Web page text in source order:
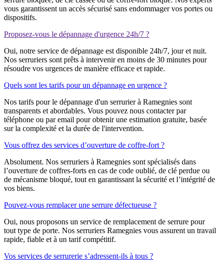
vous garantissent un accès sécurisé sans endommager vos portes ou
dispositifs.
Proposez-vous le dépannage d'urgence 24h/7 ?
Oui, notre service de dépannage est disponible 24h/7, jour et nuit.
Nos serruriers sont prêts à intervenir en moins de 30 minutes pour
résoudre vos urgences de manière efficace et rapide.
Quels sont les tarifs pour un dépannage en urgence ?
Nos tarifs pour le dépannage d'un serrurier à Ramegnies sont
transparents et abordables. Vous pouvez nous contacter par
téléphone ou par email pour obtenir une estimation gratuite, basée
sur la complexité et la durée de l'intervention.
Vous offrez des services d’ouverture de coffre-fort ?
Absolument. Nos serruriers à Ramegnies sont spécialisés dans
l’ouverture de coffres-forts en cas de code oublié, de clé perdue ou
de mécanisme bloqué, tout en garantissant la sécurité et l’intégrité de
vos biens.
Pouvez-vous remplacer une serrure défectueuse ?
Oui, nous proposons un service de remplacement de serrure pour
tout type de porte. Nos serruriers Ramegnies vous assurent un travail
rapide, fiable et à un tarif compétitif.
Vos services de serrurerie s’adressent-ils à tous ?